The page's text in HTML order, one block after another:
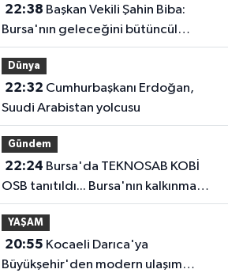
22:38
Bursa'nın geleceğini bütüncül
anlayışla planlıyoruz
Dünya
22:32
Suudi Arabistan yolcusu
Gündem
22:24
OSB tanıtıldı... Bursa'nın kalkınma
yolculuğunda yeni dönem
YAŞAM
20:55
Büyükşehir'den modern ulaşım